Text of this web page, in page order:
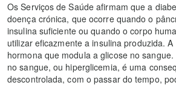
Os Serviços de Saúde afirmam que a
doença crónica, que ocorre quando o
insulina suficiente ou quando o corpo
utilizar eficazmente a insulina produzida.
hormona que modula a glicose no
no sangue, ou hiperglicemia, é uma
descontrolada, com o passar do tempo,